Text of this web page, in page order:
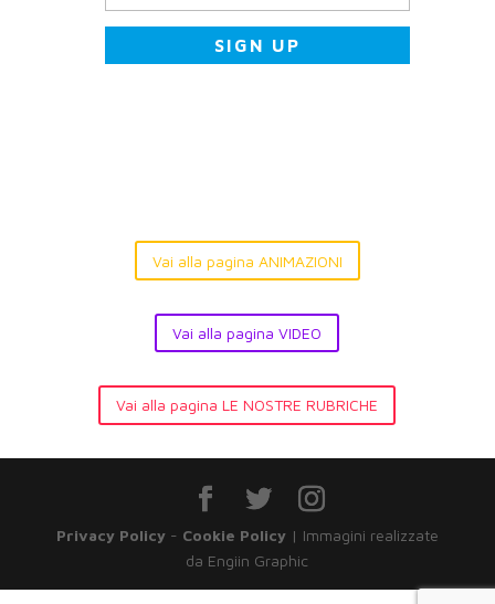
Vai alla pagina ANIMAZIONI
Vai alla pagina VIDEO
Vai alla pagina LE NOSTRE RUBRICHE
Privacy Policy- Cookie Policy| Immagini realizzate
da Engiin Graphic